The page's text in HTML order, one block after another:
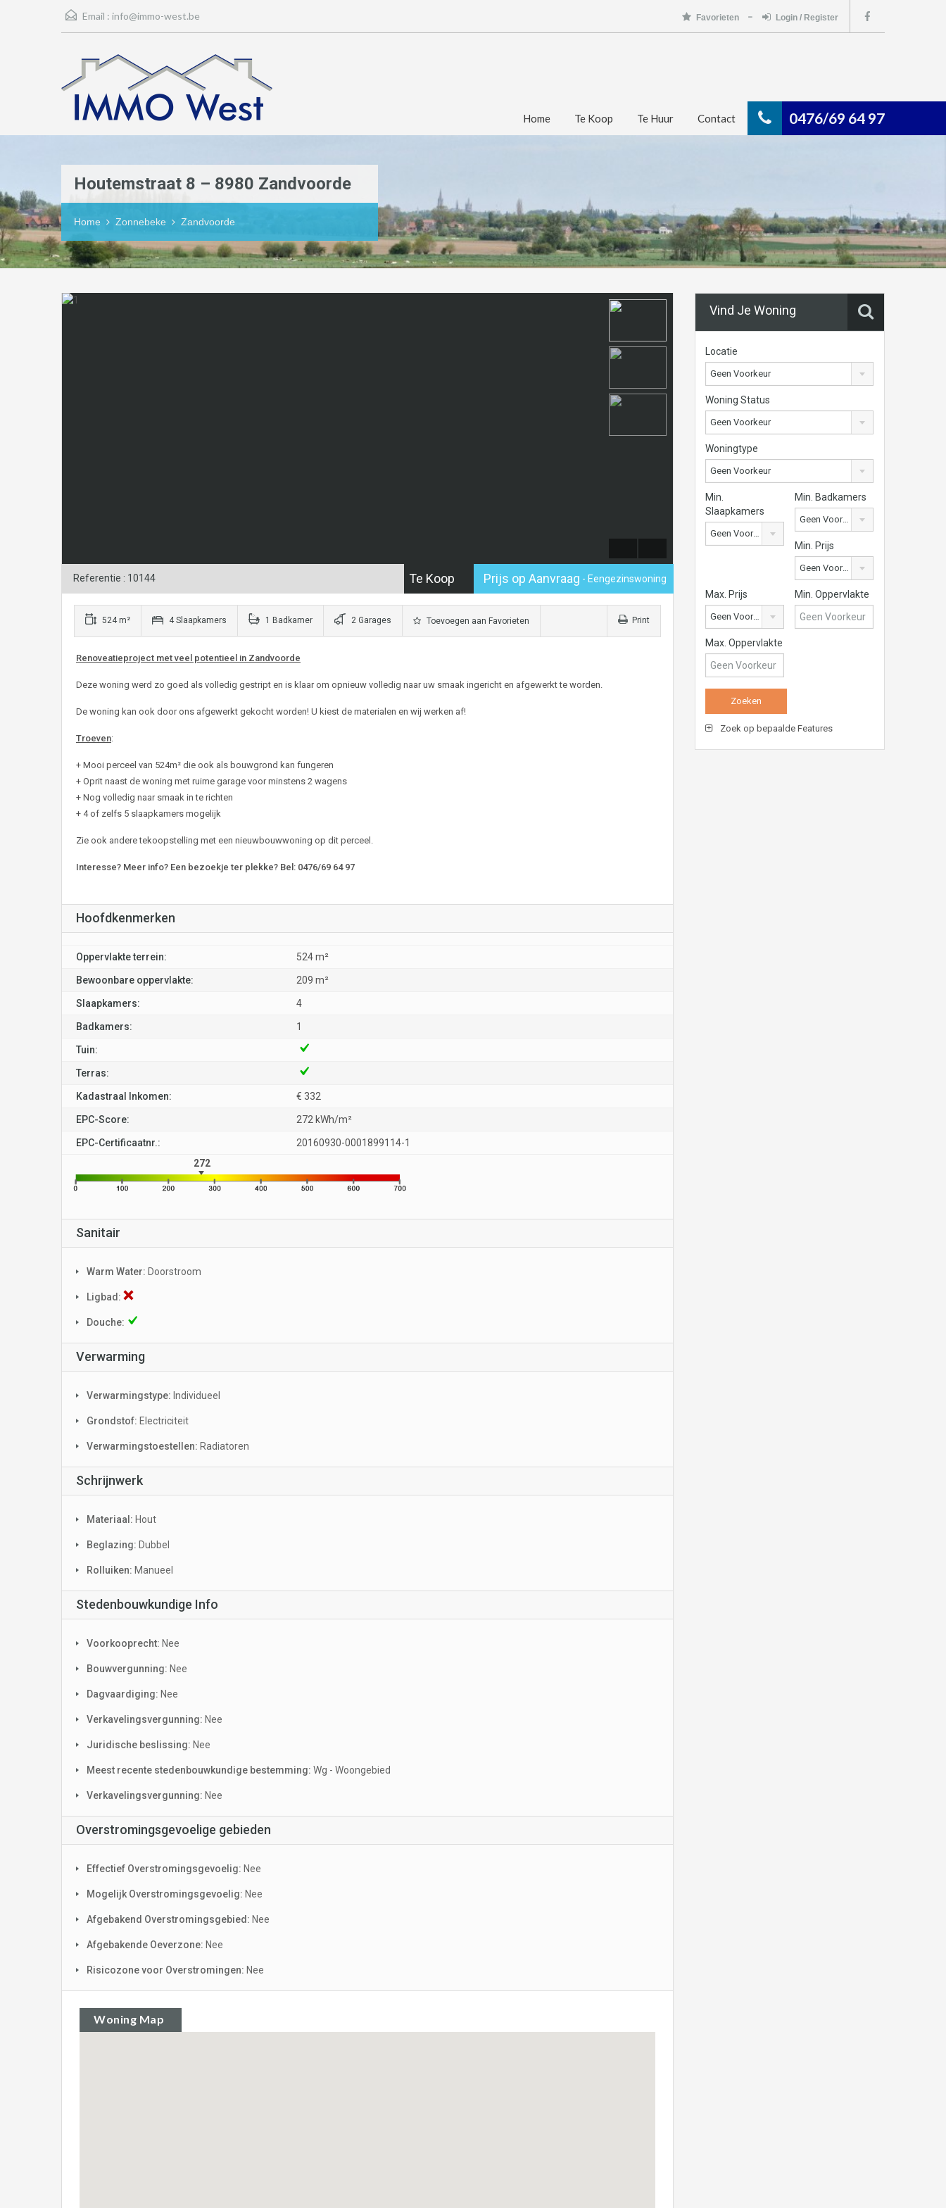
Email : info@immo-west.be Favorieten Login / Register
0476/69 64 97
Home Te Koop Te Huur Contact
Houtemstraat 8 – 8980 Zandvoorde
Home Zonnebeke Zandvoorde
Referentie : 10144 Te Koop Prijs op Aanvraag - Eengezinswoning
524 m² 4 Slaapkamers 1 Badkamer 2 Garages Toevoegen aan Favorieten Print
Renoveatieproject met veel potentieel in Zandvoorde
Deze woning werd zo goed als volledig gestript en is klaar om opnieuw volledig naar uw smaak ingericht en afgewerkt te worden.
De woning kan ook door ons afgewerkt gekocht worden! U kiest de materialen en wij werken af!
Troeven:
+ Mooi perceel van 524m² die ook als bouwgrond kan fungeren
+ Oprit naast de woning met ruime garage voor minstens 2 wagens
+ Nog volledig naar smaak in te richten
+ 4 of zelfs 5 slaapkamers mogelijk
Zie ook andere tekoopstelling met een nieuwbouwwoning op dit perceel.
Interesse? Meer info? Een bezoekje ter plekke? Bel: 0476/69 64 97
Hoofdkenmerken
Oppervlakte terrein: 524 m²
Bewoonbare oppervlakte: 209 m²
Slaapkamers: 4
Badkamers: 1
Tuin:
Terras:
Kadastraal Inkomen: € 332
EPC-Score: 272 kWh/m²
EPC-Certificaatnr.:
20160930-0001899114-1
272
Sanitair
Warm Water: Doorstroom
Ligbad:
Douche:
Verwarming
Verwarmingstype: Individueel
Grondstof: Electriciteit
Verwarmingstoestellen: Radiatoren
Schrijnwerk
Materiaal: Hout
Beglazing: Dubbel
Rolluiken: Manueel
Stedenbouwkundige Info
Voorkooprecht: Nee
Bouwvergunning: Nee
Dagvaardiging: Nee
Verkavelingsvergunning: Nee
Juridische beslissing: Nee
Meest recente stedenbouwkundige bestemming: Wg - Woongebied
Verkavelingsvergunning: Nee
Overstromingsgevoelige gebieden
Effectief Overstromingsgevoelig: Nee
Mogelijk Overstromingsgevoelig: Nee
Afgebakend Overstromingsgebied: Nee
Afgebakende Oeverzone: Nee
Risicozone voor Overstromingen: Nee
Woning Map
Vind Je Woning
Locatie
Geen Voorkeur
Woning Status
Geen Voorkeur
Woningtype
Geen Voorkeur
Min.
Slaapkamers
Geen Voorkeur
Min. Badkamers
Geen Voorkeur
Min. Prijs
Geen Voorkeur
Max. Prijs
Geen Voorkeur
Min. Oppervlakte
Max. Oppervlakte
Zoek op bepaalde Features